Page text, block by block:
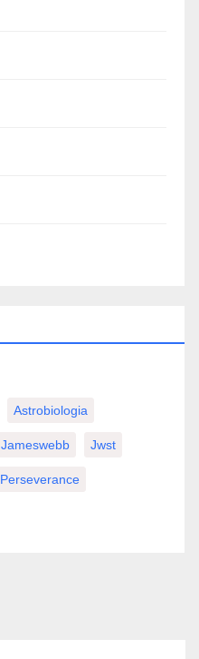
Astrobiologia
Jameswebb Jwst
Perseverance